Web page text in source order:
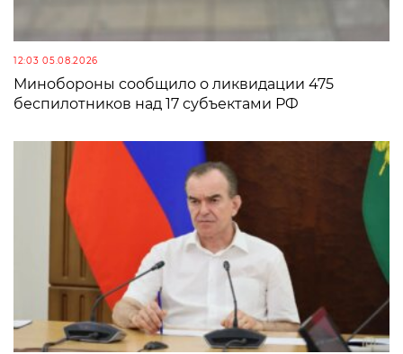
12:03 05.08.2026
Минобороны сообщило о ликвидации 475
беспилотников над 17 субъектами РФ